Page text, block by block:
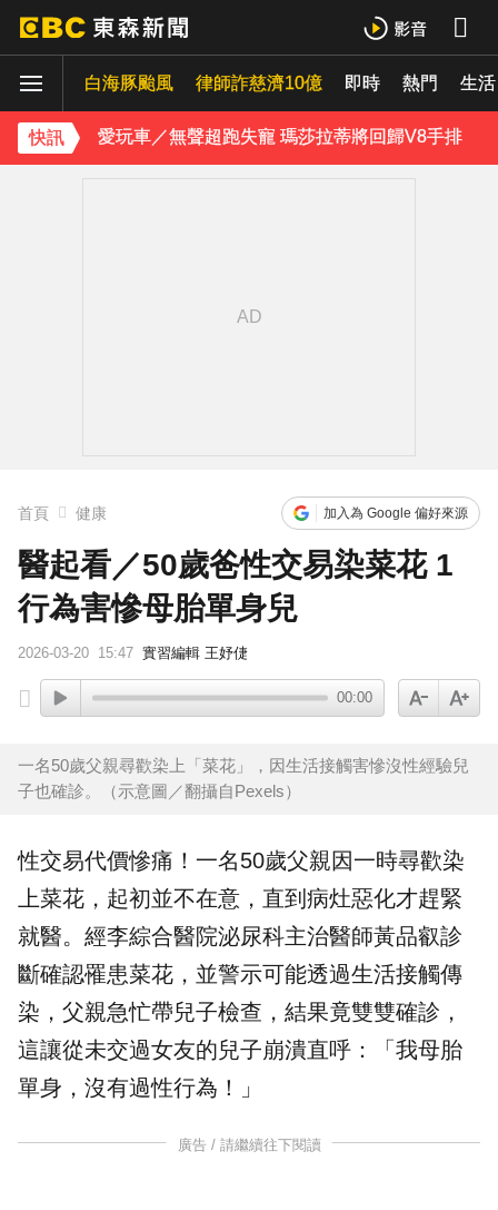
白海豚颱風 律師詐慈濟10億 即時 熱門 生活
快訊
愛玩車／無聲超跑失寵 瑪莎拉蒂將回歸V8手排
《理財達人秀》X 安聯投信免費講座報名中！搶先卡位 2027
首頁 健康 加入為 Google 偏好來源
醫起看／50歲爸性交易染菜花 1
行為害慘母胎單身兒
2026-03-20 15:47 實習編輯 王妤倢
00:00
一名50歲父親尋歡染上「菜花」，因生活接觸害慘沒性經驗兒
子也確診。（示意圖／翻攝自Pexels）
性交易代價慘痛！一名50歲父親因一時尋歡染
上菜花 ，起初並不在意，直到病灶惡化才趕緊
就醫。經李綜合醫院泌尿科主治醫師黃品叡診
斷確認罹患菜花，並警示可能透過生活接觸傳
染，父親急忙帶兒子檢查，結果竟雙雙確診，
這讓從未交過女友的兒子崩潰直呼：「我母胎
單身，沒有過性行為 ！」
廣告 / 請繼續往下閱讀